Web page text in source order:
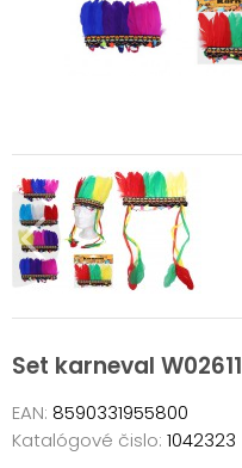
Set karneval
EAN: 8590331955800
Katalógové čislo: 1042323